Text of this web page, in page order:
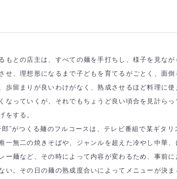
もとの店主は、すべての麺を手打ちし、様子を見なが
せ、理想形になるまで子どもを育てるがごとく、面倒
歩留まりが良いわけがなく、熟成させるほど料理に使
なっていくが、それでもちょうど良い頃合を見計らっ
をする。
郎”がつくる麺のフルコースは、テレビ番組で某ギタリ
一無二の焼きそばや、ジャンルを超えた冷やし中華、
ー麺など、その時によって内容が変わるため、事前に
い。その日の麺の熟成度合いによってメニューが決ま